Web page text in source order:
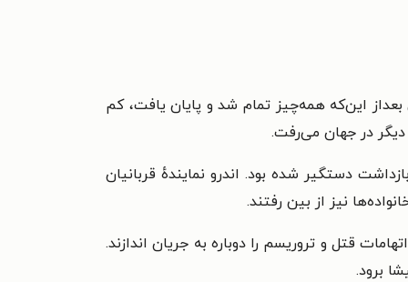
این‌که همه‌چیز تمام شد و پایان یافت، کم
دیگر در جهان می‌رفت.
دستگیر شده بود. اندرو نمایندهٔ قربانیان
نیز از بین رفتند.
قتل و تروریسم را دوباره به جریان اندازند.
برود.